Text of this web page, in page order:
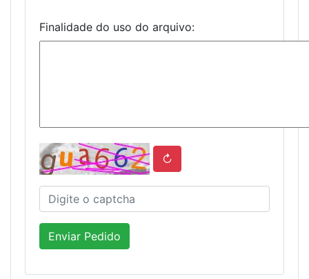
Finalidade do uso do arquivo:
↻
Enviar Pedido